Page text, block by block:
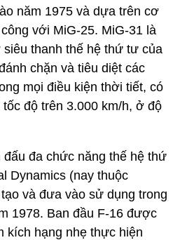
năm 1975 và dựa trên cơ
với MiG-25. MiG-31 là
thanh thế hệ thứ tư của
chặn và tiêu diệt các
mọi điều kiện thời tiết, có
độ trên 3.000 km/h, ở độ
đấu đa chức năng thế hệ thứ
Dynamics (nay thuộc
và đưa vào sử dụng trong
1978. Ban đầu F-16 được
kích hạng nhẹ thực hiện